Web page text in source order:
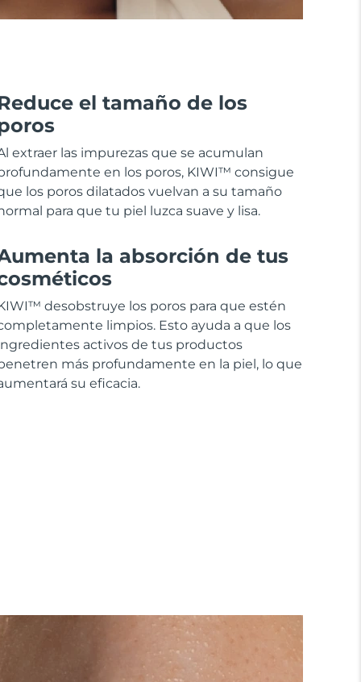
el tamaño de los
extraer las impurezas que se acumulan
en los poros, KIWI™ consigue
los poros dilatados vuelvan a su tamaño
para que tu piel luzca suave y lisa.
la absorción de tus
desobstruye los poros para que estén
limpios. Esto ayuda a que los
activos de tus productos
más profundamente en la piel, lo que
su eficacia.